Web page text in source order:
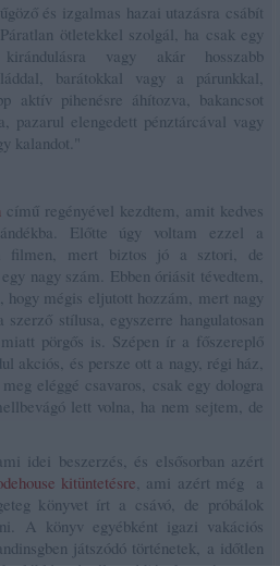
és izgalmas hazai utazásra csábít
ötletekkel szolgál, ha csak egy
vagy akár hosszabb
barátokkal vagy a párunkkal,
aktív pihenésre áhítozva, bakancsot
pazarul elengedett pénztárcával vagy
kalandot."
című regényével kezdtem, amit kedves
Előtte úgy voltam ezzel a
filmen, mert biztos jó a sztori, de
nagy szám. Ebben óriásit tévedtem,
hogy mégis eljutott hozzám, mert nagy
stílusa, egyszerre hangulatosan
pörgős is. Szépen ír a főszereplő
akciós, és persze ott a nagy, régi ház,
eléggé csavaros, csak egy dologra
lett volna, ha nem sejtem, de
idei beszerzés, és elsősorban azért
kitüntetésre, ami azért még a
könyvet írt a csávó, de próbálok
A könyv egyébként igazi vakációs
játszódó történetek, a időtlen